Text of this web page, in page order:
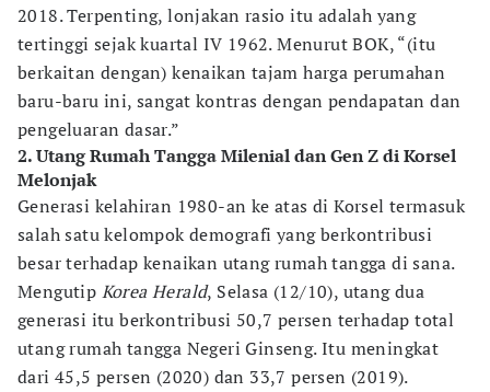
2018. Terpenting, lonjakan rasio itu adalah yang
tertinggi sejak kuartal IV 1962. Menurut BOK, “(itu
berkaitan dengan) kenaikan tajam harga perumahan
baru-baru ini, sangat kontras dengan pendapatan dan
pengeluaran dasar.”
2. Utang Rumah Tangga Milenial dan Gen Z di Korsel
Melonjak
­Generasi kelahiran 1980-an ke atas di Korsel termasuk
salah satu kelompok demografi yang berkontribusi
besar terhadap kenaikan utang rumah tangga di sana.
Mengutip Korea Herald, Selasa (12/10), utang dua
generasi itu berkontribusi 50,7 persen terhadap total
utang rumah tangga Negeri Ginseng. Itu meningkat
dari 45,5 persen (2020) dan 33,7 persen (2019).